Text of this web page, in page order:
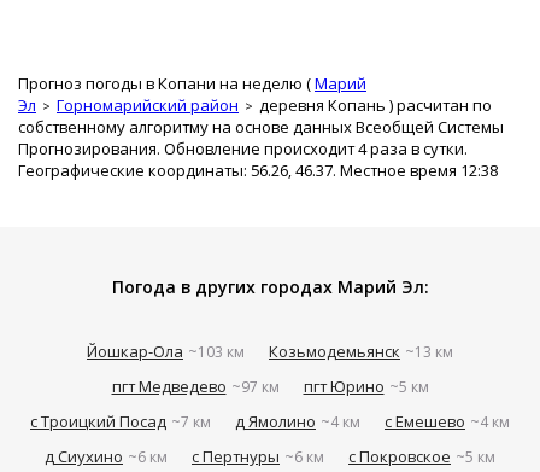
Прогноз погоды в Копани на неделю (Марий
Эл
Горномарийский район деревня Копань ) расчитан по
собственному алгоритму на основе данных Всеобщей Системы
Прогнозирования. Обновление происходит 4 раза в сутки.
Географические координаты: 56.26, 46.37. Местное время 12:38
Погода в других городах Марий Эл:
Йошкар-Ола ~103 км Козьмодемьянск ~13 км
пгт Медведево ~97 км пгт Юрино ~5 км
с Троицкий Посад ~7 км д Ямолино ~4 км с Емешево ~4 км
д Сиухино ~6 км с Пертнуры ~6 км с Покровское ~5 км